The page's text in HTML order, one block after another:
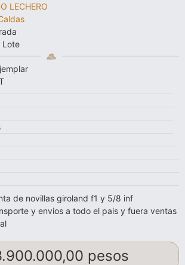
LECHERO
Lote
de novillas giroland f1 y 5/8 inf
y envios a todo el pais y fuera ventas
pesos